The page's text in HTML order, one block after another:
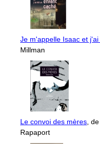
Je m'appelle Isaac et
Millman
Le convoi des mères,
Rapaport